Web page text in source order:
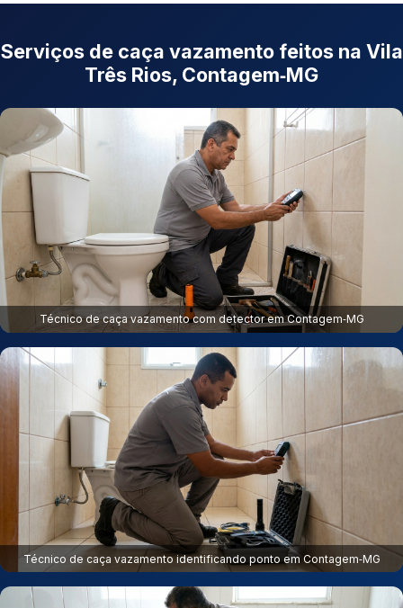
Serviços de caça vazamento feitos na Vila
Três Rios, Contagem‑MG
Técnico de caça vazamento com detector em Contagem‑MG
Técnico de caça vazamento identificando ponto em Contagem‑MG